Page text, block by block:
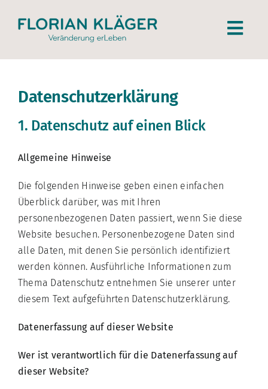
Inhalt
Angebote
Referenzen
Kontakt
Datenschutz­erklärung
1. Datenschutz auf einen Blick
Allgemeine Hinweise
Die folgenden Hinweise geben einen einfachen
Überblick darüber, was mit Ihren
personenbezogenen Daten passiert, wenn Sie diese
Website besuchen. Personenbezogene Daten sind
alle Daten, mit denen Sie persönlich identifiziert
werden können. Ausführliche Informationen zum
Thema Datenschutz entnehmen Sie unserer unter
diesem Text aufgeführten Datenschutzerklärung.
Datenerfassung auf dieser Website
Wer ist verantwortlich für die Datenerfassung auf
dieser Website?